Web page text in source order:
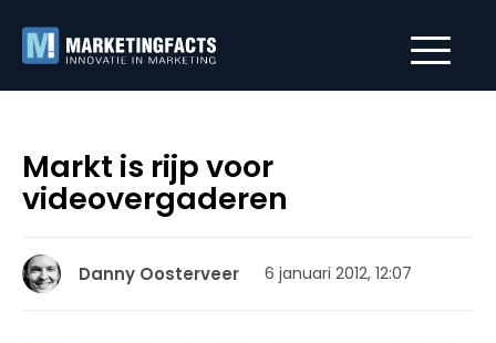
Markt is rijp voor
videovergaderen
Danny Oosterveer 6 januari 2012, 12:07